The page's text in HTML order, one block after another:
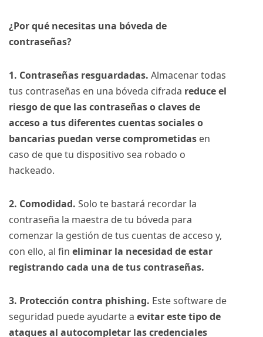
¿Por qué necesitas una bóveda de
contraseñas?
1. Contraseñas resguardadas. Almacenar todas
tus contraseñas en una bóveda cifrada reduce el
riesgo de que las contraseñas o claves de
acceso a tus diferentes cuentas sociales o
bancarias puedan verse comprometidas en
caso de que tu dispositivo sea robado o
hackeado.
2. Comodidad. Solo te bastará recordar la
contraseña la maestra de tu bóveda para
comenzar la gestión de tus cuentas de acceso y,
con ello, al fin eliminar la necesidad de estar
registrando cada una de tus contraseñas.
3. Protección contra phishing. Este software de
seguridad puede ayudarte a evitar este tipo de
ataques al autocompletar las credenciales